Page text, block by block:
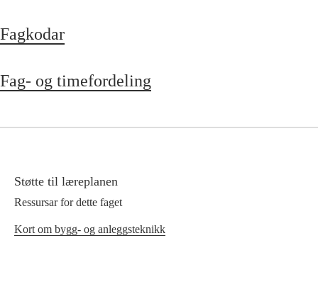
Fagkodar
Fag- og timefordeling
Støtte til læreplanen
Ressursar for dette faget
Kort om bygg- og anleggsteknikk